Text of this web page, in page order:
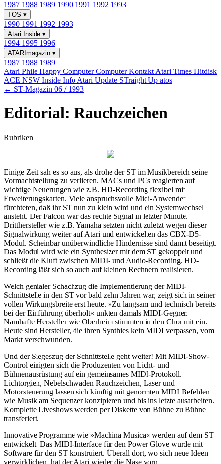
1987 1988 1989 1990 1991 1992 1993
TOS ▾
1990 1991 1992 1993
Atari Inside ▾
1994 1995 1996
ATARImagazin ▾
1987 1988 1989
Atari Phile Happy ComputerComputer Kontakt Atari Times Hitdisk
ACE NSW Inside Info Atari Update STraight Up atos
← ST-Magazin 06 / 1993
Editorial: Rauchzeichen
Rubriken
Einige Zeit sah es so aus, als drohe der ST im Musikbereich seine
Vormachtstellung zu verlieren. MACs und PCs reagierten auf
wichtige Neuerungen wie z.B. HD-Recording flexibel mit
Erweiterungskarten. Viele anspruchsvolle Midi-Anwender
fürchteten, daß ihr ST nun zu klein wird und ein Systemwechsel
ansteht. Der Falcon war das rechte Signal in letzter Minute.
Dritthersteller wie z.B. Yamaha setzten nicht zuletzt wegen dieser
Signalwirkung weiter auf Atari und entwickelten das CBX-D5-
Modul. Scheinbar unüberwindliche Hindernisse sind damit beseitigt.
Das Modul wird wie ein Synthesizer mit dem ST gekoppelt und
schließt die Kluft zwischen MIDI- und Audio-Recording. HD-
Recording läßt sich so auch auf kleinen Rechnern realisieren.
Welch genialer Schachzug die Implementierung der MIDI-
Schnittstelle in den ST vor bald zehn Jahren war, zeigt sich in seiner
vollen Wirkungsbreite erst heute. »Zu langsam und technisch bereits
bei der Einführung überholt« unkten damals MIDI-Gegner.
Namhafte Hersteller wie Oberheim stimmten in den Chor mit ein.
Heute sind Hersteller, die ihren Synthies kein MIDI verpassen, vom
Markt verschwunden.
Und der Siegeszug der Schnittstelle geht weiter! Mit MIDI-Show-
Control einigten sich die Produzenten von Licht- und
Bühnenausrüstung auf ein gemeinsames MIDI-Protokoll.
Lichtorgien, Nebelschwaden Rauchzeichen, Laser und
Motorsteuerung lassen sich künftig mit genormten MIDI-Befehlen
wie Musik am Sequenzer konzipieren und bis ins letzte ausarbeiten.
Komplette Liveshows werden per Diskette von Bühne zu Bühne
transferiert.
Innovative Programme wie »Machina Musica« werden auf dem ST
entwickelt. Das MIDI-Interface für den Power Glove wurde mit
Software für den ST konstruiert. Überall dort, wo sich neue Ideen
verwirklichen, hat der Atari wieder die Nase vorn.